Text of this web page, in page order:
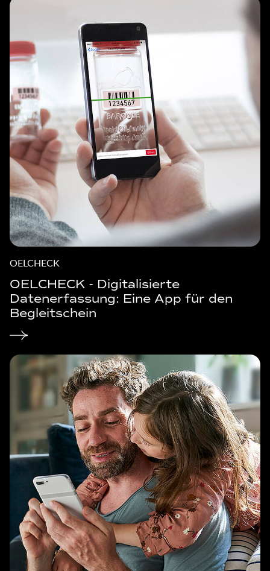
OELCHECK
OELCHECK - Digitalisierte
Datenerfassung: Eine App für den
Begleitschein